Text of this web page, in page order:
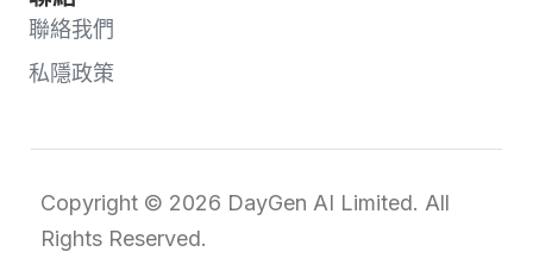
聯絡我們
私隱政策
Copyright © 2026 DayGen AI Limited. All
Rights Reserved.